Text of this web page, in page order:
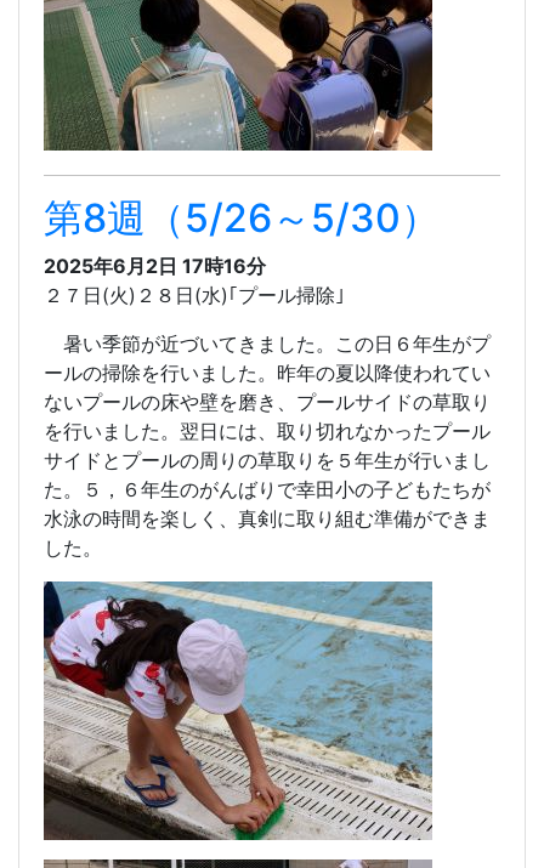
第8週（5/26～5/30）
2025年6月2日 17時16分
２７日(火)２８日(水)｢プール掃除｣
暑い季節が近づいてきました。この日６年生がプ
ールの掃除を行いました。昨年の夏以降使われてい
ないプールの床や壁を磨き、プールサイドの草取り
を行いました。翌日には、取り切れなかったプール
サイドとプールの周りの草取りを５年生が行いまし
た。５，６年生のがんばりで幸田小の子どもたちが
水泳の時間を楽しく、真剣に取り組む準備ができま
した。